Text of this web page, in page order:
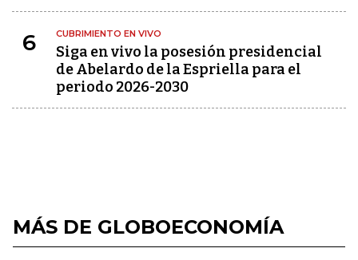
6 CUBRIMIENTO EN VIVO
Siga en vivo la posesión presidencial
de Abelardo de la Espriella para el
periodo 2026-2030
MÁS DE GLOBOECONOMÍA